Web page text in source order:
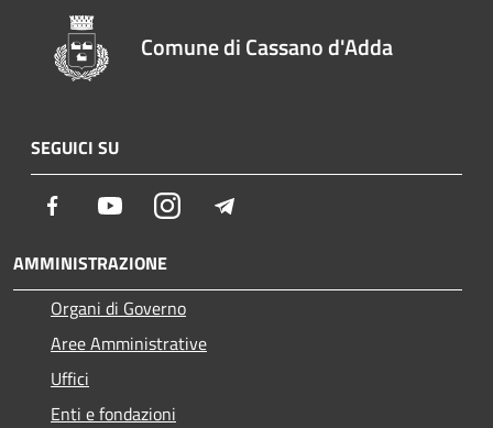
Comune di Cassano d'Adda
SEGUICI SU
Facebook YoutubeInstagram
AMMINISTRAZIONE
Organi di Governo
Aree Amministrative
Uffici
Enti e fondazioni